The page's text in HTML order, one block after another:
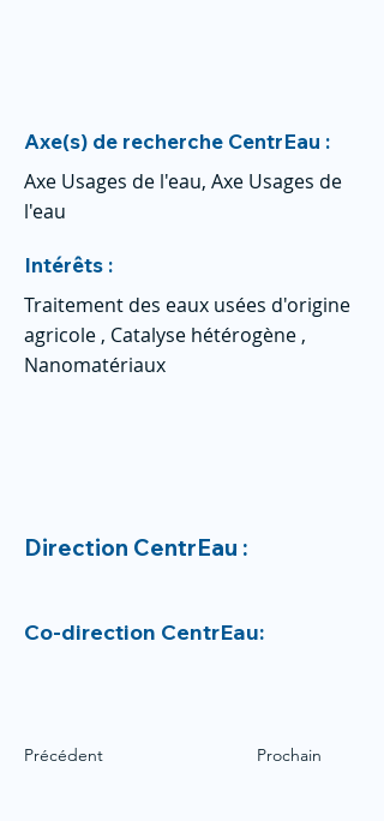
Axe(s) de recherche CentrEau :
Axe Usages de l'eau, Axe Usages de
l'eau
Intérêts :
Traitement des eaux usées d'origine
agricole , Catalyse hétérogène ,
Nanomatériaux
Direction CentrEau :
Co-direction CentrEau:
Précédent Prochain